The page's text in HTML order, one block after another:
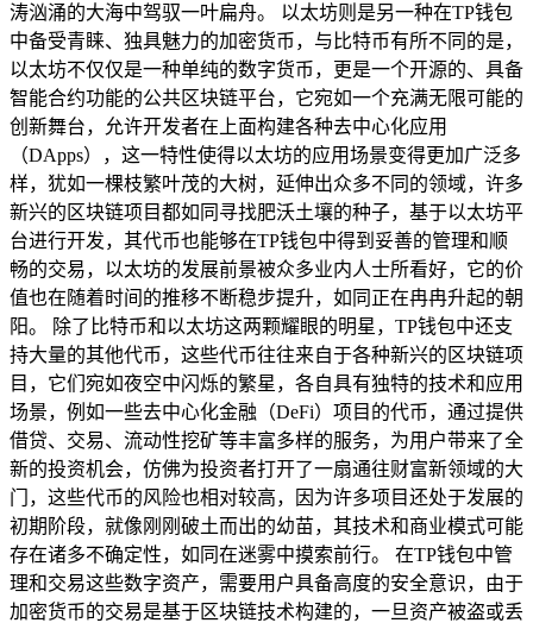
涛汹涌的大海中驾驭一叶扁舟。 以太坊则是另一种在TP钱包
中备受青睐、独具魅力的加密货币，与比特币有所不同的是，
以太坊不仅仅是一种单纯的数字货币，更是一个开源的、具备
智能合约功能的公共区块链平台，它宛如一个充满无限可能的
创新舞台，允许开发者在上面构建各种去中心化应用
（DApps），这一特性使得以太坊的应用场景变得更加广泛多
样，犹如一棵枝繁叶茂的大树，延伸出众多不同的领域，许多
新兴的区块链项目都如同寻找肥沃土壤的种子，基于以太坊平
台进行开发，其代币也能够在TP钱包中得到妥善的管理和顺
畅的交易，以太坊的发展前景被众多业内人士所看好，它的价
值也在随着时间的推移不断稳步提升，如同正在冉冉升起的朝
阳。 除了比特币和以太坊这两颗耀眼的明星，TP钱包中还支
持大量的其他代币，这些代币往往来自于各种新兴的区块链项
目，它们宛如夜空中闪烁的繁星，各自具有独特的技术和应用
场景，例如一些去中心化金融（DeFi）项目的代币，通过提供
借贷、交易、流动性挖矿等丰富多样的服务，为用户带来了全
新的投资机会，仿佛为投资者打开了一扇通往财富新领域的大
门，这些代币的风险也相对较高，因为许多项目还处于发展的
初期阶段，就像刚刚破土而出的幼苗，其技术和商业模式可能
存在诸多不确定性，如同在迷雾中摸索前行。 在TP钱包中管
理和交易这些数字资产，需要用户具备高度的安全意识，由于
加密货币的交易是基于区块链技术构建的，一旦资产被盗或丢